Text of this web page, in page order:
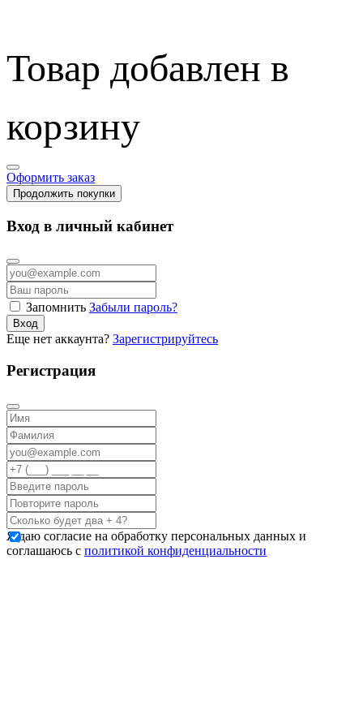
Товар добавлен в
корзину
Оформить заказ
Продолжить покупки
Вход в личный кабинет
Запомнить Забыли пароль?
Вход
Еще нет аккаунта? Зарегистрируйтесь
Регистрация
Я даю согласие на обработку персональных данных и
соглашаюсь с политикой конфиденциальности